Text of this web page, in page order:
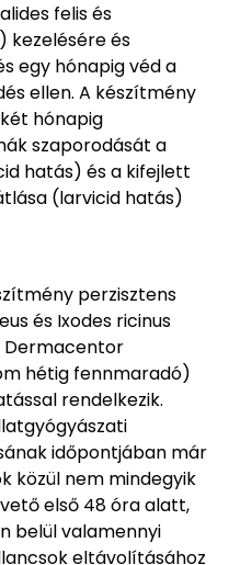
felis és
kezelésére és
egy hónapig véd a
ellen. A készítmény
hónapig
szaporodását a
hatás) és a kifejlett
(larvicid hatás)
perzisztens
és Ixodes ricinus
Dermacentor
hétig fennmaradó)
rendelkezik.
időpontjában már
közül nem mindegyik
első 48 óra alatt,
belül valamennyi
eltávolításához